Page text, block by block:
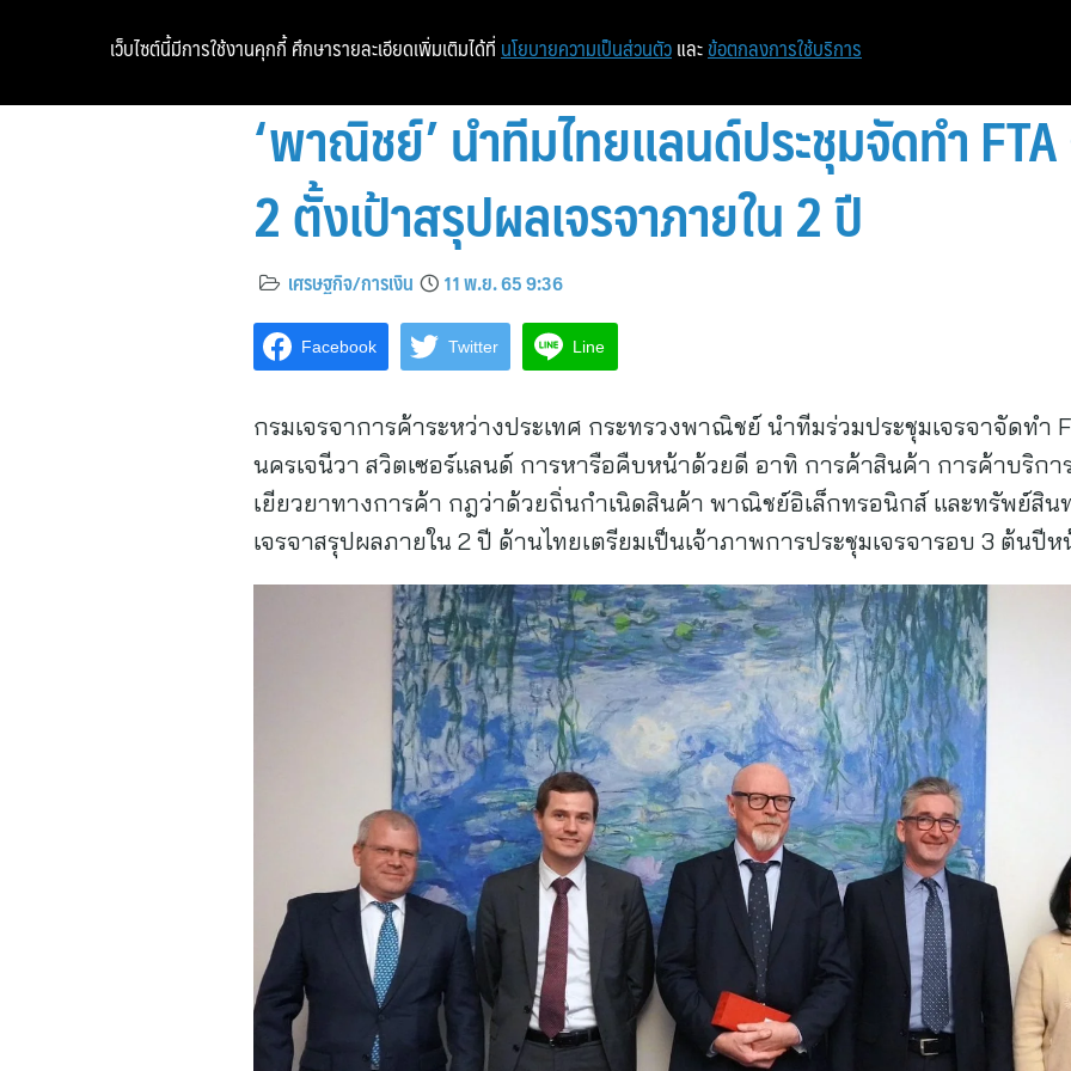
‘พาณิชย์’ นำทีมไทยแลนด์ประชุมจัดทำ
2 ตั้งเป้าสรุปผลเจรจาภายใน 2 ปี
เศรษฐกิจ/การเงิน 11 พ.ย. 65 9:36
Facebook Twitter Line
กรมเจรจาการค้าระหว่างประเทศ กระทรวงพาณิชย์ นำทีมร่วมประชุมเจรจาจัดทำ
นครเจนีวา สวิตเซอร์แลนด์ การหารือคืบหน้าด้วยดี อาทิ การค้าสินค้า การค้าบริกา
เยียวยาทางการค้า กฎว่าด้วยถิ่นกำเนิดสินค้า พาณิชย์อิเล็กทรอนิกส์ และทรัพย์สิ
เจรจาสรุปผลภายใน 2 ปี ด้านไทยเตรียมเป็นเจ้าภาพการประชุมเจรจารอบ 3 ต้นปีห
เว็บไซต์นี้มีการใช้งานคุกกี้ ศึกษารายละเอียดเพิ่มเติมได้ที่ นโยบายความเป็นส่วนตัว และ ข้อตกลงการใช้บริการ